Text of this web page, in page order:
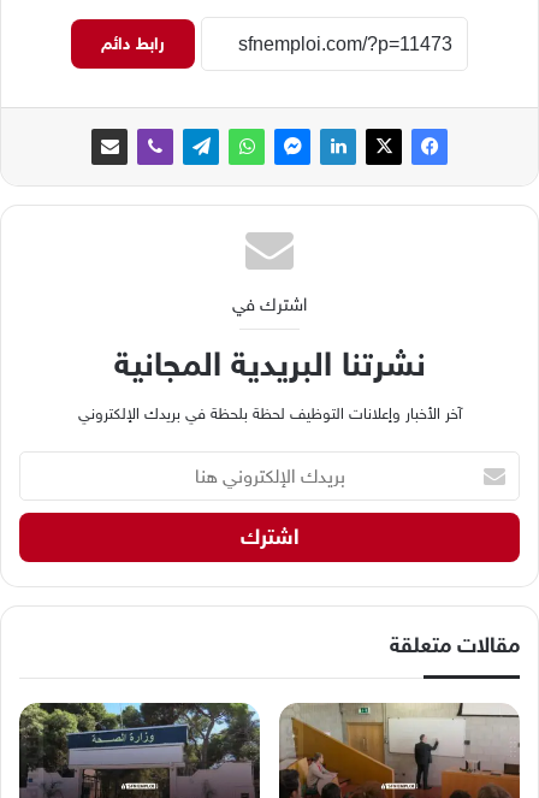
رابط دائم
اشترك في
نشرتنا البريدية المجانية
آخر الأخبار وإعلانات التوظيف لحظة بلحظة في بريدك الإلكتروني
ي
ك
ا
إ
ت
ر
و
مقالات متعلقة